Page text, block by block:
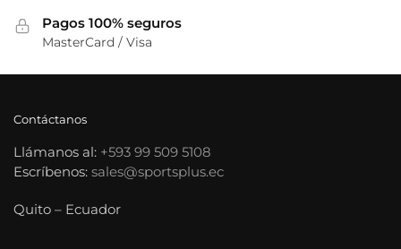
Pagos 100% seguros
MasterCard / Visa
Contáctanos
Llámanos al: +593 99 509 5108
Escríbenos: sales@sportsplus.ec
Quito – Ecuador